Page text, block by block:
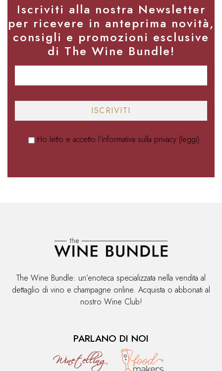
Iscriviti alla nostra Newsletter
per ricevere in anteprima novità,
consigli e promozioni esclusive
di The Wine Bundle!
Ho letto e accetto l'informativa sulla privacy (leggi).
The Wine Bundle: un’enoteca specializzata nella vendita al
dettaglio di vino e champagne online. Acquista o abbonati al
nostro Wine Club!
PARLANO DI NOI